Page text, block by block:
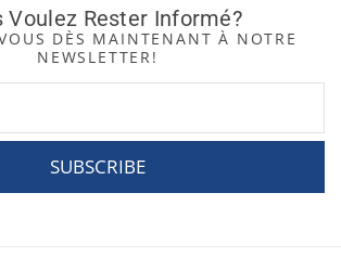
Voulez Rester Informé?
DÈS MAINTENANT À NOTRE
NEWSLETTER!
SUBSCRIBE